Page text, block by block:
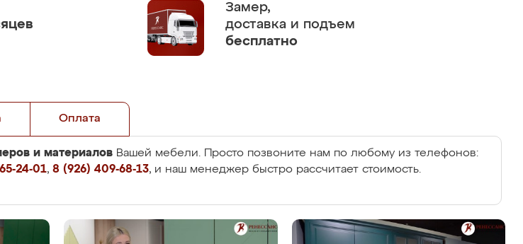
Замер,
доставка и подъем
бесплатно
Оплата
и материалов Вашей мебели. Просто позвоните нам по любому из телефонов:
24-01, 8 (926) 409-68-13, и наш менеджер быстро рассчитает стоимость.